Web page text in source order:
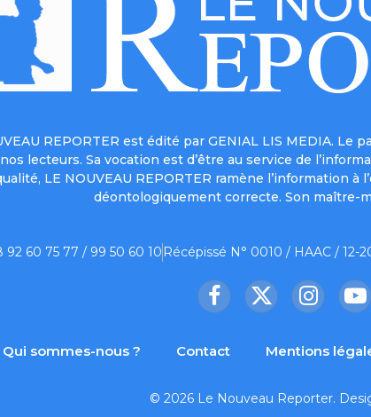
REPORTER est édité par GENIAL LIS MEDIA.
lecteurs. Sa vocation est d’être au service de
LE NOUVEAU REPORTER ramène l’information
déontologiquement correcte. Son maître-
92 60 75 77 / 99 50 60 10 Récépissé N° 0010 / HAAC / 12-
Facebook
X
Instagram
Qui sommes-nous ? Contact Mentions
© 2026 Le Nouveau Reporter.